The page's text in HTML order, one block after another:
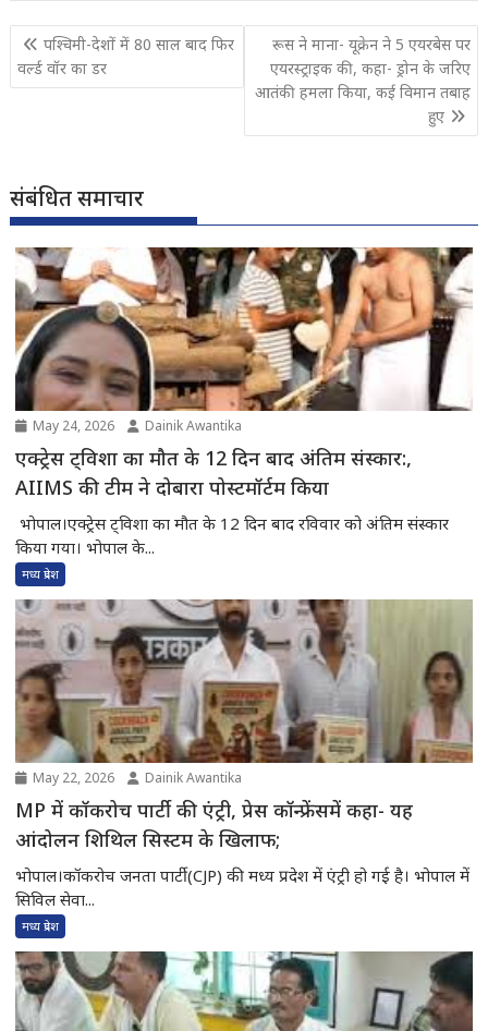
Post
navigation
पश्चिमी-देशों में 80 साल बाद फिर
वर्ल्ड वॉर का डर
रूस ने माना- यूक्रेन ने 5 एयरबेस पर
एयरस्ट्राइक की, कहा- ड्रोन के जरिए
आतंकी हमला किया, कई विमान तबाह
हुए
संबंधित समाचार
May 24, 2026 Dainik Awantika
एक्ट्रेस ट्विशा का मौत के 12 दिन बाद अंतिम संस्कार:,
AIIMS की टीम ने दोबारा पोस्टमॉर्टम किया
भोपाल।एक्ट्रेस ट्विशा का मौत के 12 दिन बाद रविवार को अंतिम संस्कार
किया गया। भोपाल के...
मध्य प्रदेश
May 22, 2026 Dainik Awantika
MP में कॉकरोच पार्टी की एंट्री, प्रेस कॉन्फ्रेंसमें कहा- यह
आंदोलन शिथिल सिस्टम के खिलाफ;
भोपाल।कॉकरोच जनता पार्टी (CJP) की मध्य प्रदेश में एंट्री हो गई है। भोपाल में
सिविल सेवा...
मध्य प्रदेश